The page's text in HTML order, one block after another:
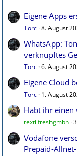
Eigene Apps
Torc 8. August
WhatsApp:
verknüpftes
Torc 6. August
Eigene Cloud
Torc 1. August
Habt ihr einen
textilfreshgmbh
Vodafone
Prepaid-